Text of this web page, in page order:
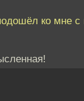
ко мне с